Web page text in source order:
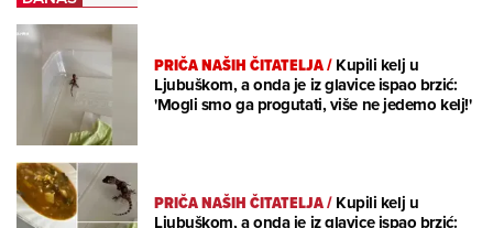
PRIČA NAŠIH ČITATELJA/Kupili kelj u
Ljubuškom, a onda je iz glavice ispao brzić:
'Mogli smo ga progutati, više ne jedemo kelj!'
PRIČA NAŠIH ČITATELJA/Kupili kelj u
Ljubuškom, a onda je iz glavice ispao brzić: